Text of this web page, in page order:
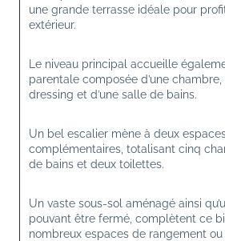
une grande terrasse idéale pour
extérieur.
Le niveau principal accueille
parentale composée d’une chambre,
dressing et d’une salle de bains.
Un bel escalier mène à deux
complémentaires, totalisant cinq
de bains et deux toilettes.
Un vaste sous-sol aménagé ainsi
pouvant être fermé, complètent ce
nombreux espaces de rangement ou